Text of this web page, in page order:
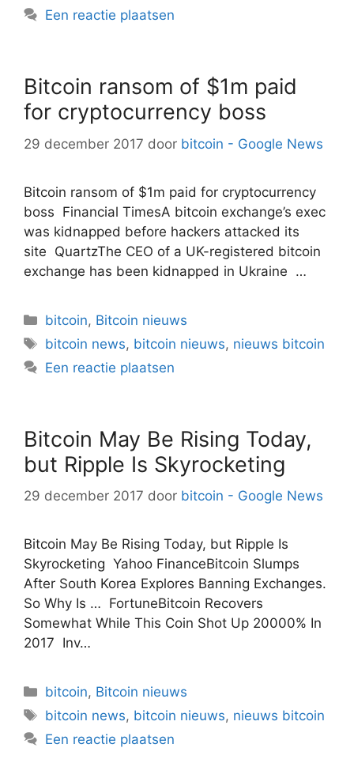
Een reactie plaatsen
Bitcoin ransom of $1m paid
for cryptocurrency boss
29 december 2017 door bitcoin - Google News
Bitcoin ransom of $1m paid for cryptocurrency
boss Financial TimesA bitcoin exchange’s exec
was kidnapped before hackers attacked its
site QuartzThe CEO of a UK-registered bitcoin
exchange has been kidnapped in Ukraine …
Categorieën
bitcoin, Bitcoin nieuws
Tags
bitcoin news, bitcoin nieuws, nieuws bitcoin
Een reactie plaatsen
Bitcoin May Be Rising Today,
but Ripple Is Skyrocketing
29 december 2017 door bitcoin - Google News
Bitcoin May Be Rising Today, but Ripple Is
Skyrocketing Yahoo FinanceBitcoin Slumps
After South Korea Explores Banning Exchanges.
So Why Is … FortuneBitcoin Recovers
Somewhat While This Coin Shot Up 20000% In
2017 Inv…
Categorieën
bitcoin, Bitcoin nieuws
Tags
bitcoin news, bitcoin nieuws, nieuws bitcoin
Een reactie plaatsen